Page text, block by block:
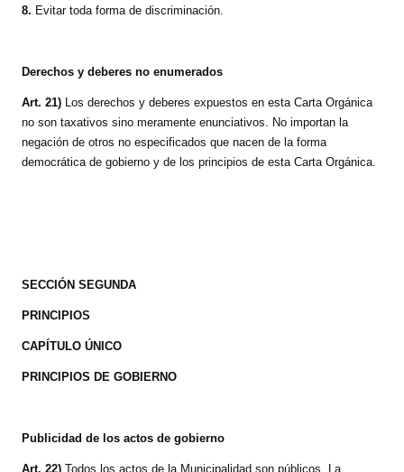
8. Evitar toda forma de discriminación.
Derechos y deberes no enumerados
Art. 21) Los derechos y deberes expuestos en esta Carta Orgánica
no son taxativos sino meramente enunciativos. No importan la
negación de otros no especificados que nacen de la forma
democrática de gobierno y de los principios de esta Carta Orgánica.
SECCIÓN SEGUNDA
PRINCIPIOS
CAPÍTULO ÚNICO
PRINCIPIOS DE GOBIERNO
Publicidad de los actos de gobierno
Art. 22) Todos los actos de la Municipalidad son públicos. La